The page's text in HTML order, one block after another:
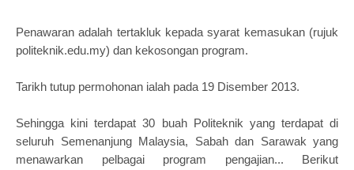
Penawaran adalah tertakluk kepada syarat kemasukan (rujuk
politeknik.edu.my) dan kekosongan program.
Tarikh tutup permohonan ialah pada 19 Disember 2013.
Sehingga kini terdapat 30 buah Politeknik yang terdapat di
seluruh Semenanjung Malaysia, Sabah dan Sarawak yang
menawarkan pelbagai program pengajian... Berikut